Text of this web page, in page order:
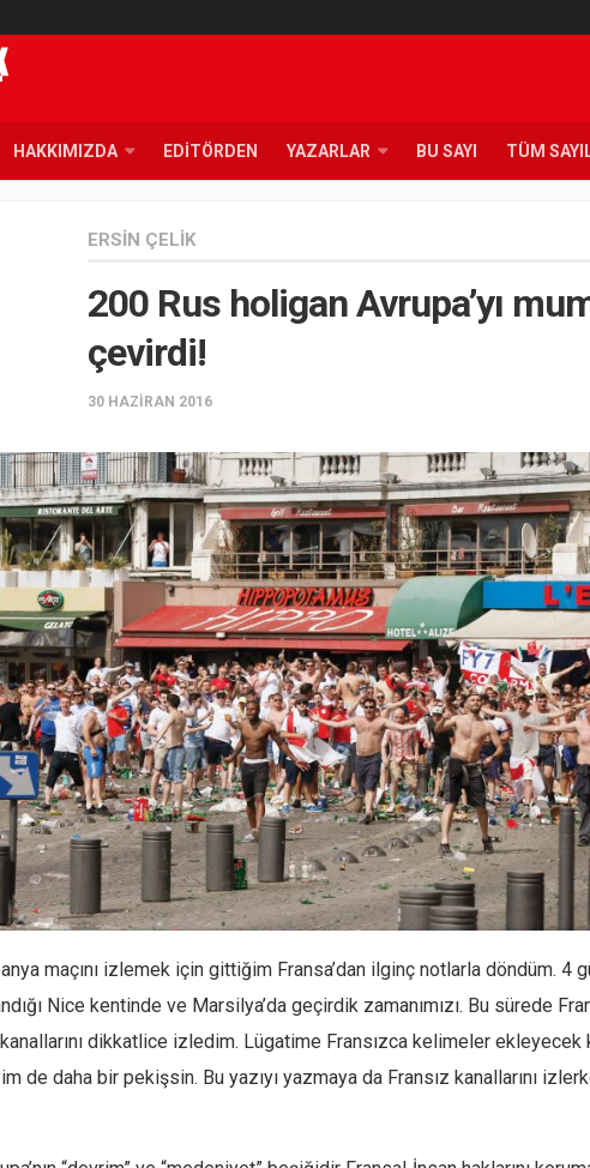
HAKKIMIZDA EDITÖRDEN YAZARLAR BU SAYI TÜM
ERSIN ÇELIK
200 Rus holigan Avrupa’yı
çevirdi!
30 HAZIRAN 2016
maçını izlemek için gittiğim Fransa’dan ilginç notlarla döndüm. 4
Nice kentinde ve Marsilya’da geçirdik zamanımızı. Bu sürede
dikkatlice izledim. Lügatime Fransızca kelimeler ekleyecek
de daha bir pekişsin. Bu yazıyı yazmaya da Fransız kanallarını